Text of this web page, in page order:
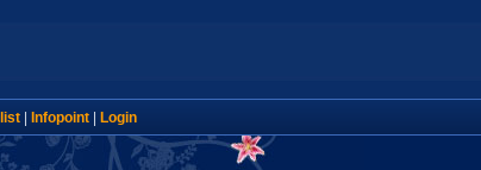
| Infopoint| Login